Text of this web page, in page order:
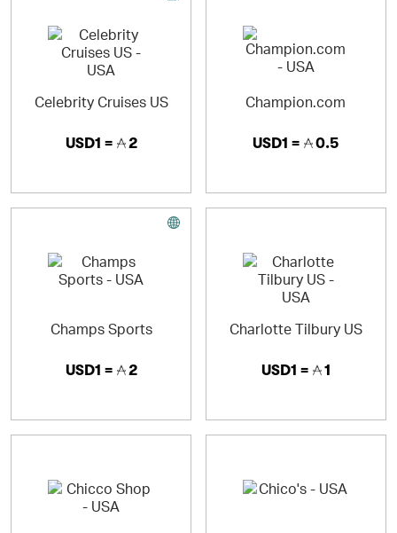
Celebrity Cruises US
USD1 = 2
Champion.com
USD1 = 0.5
Champs Sports
USD1 = 2
Charlotte Tilbury US
USD1 = 1